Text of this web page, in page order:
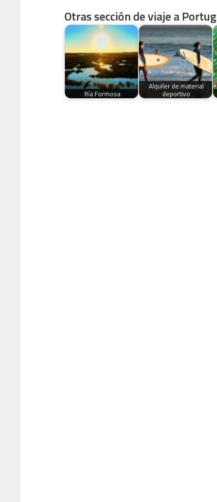
Otras sección de viaje a
Ría Formosa
Alquiler de material
deportivo